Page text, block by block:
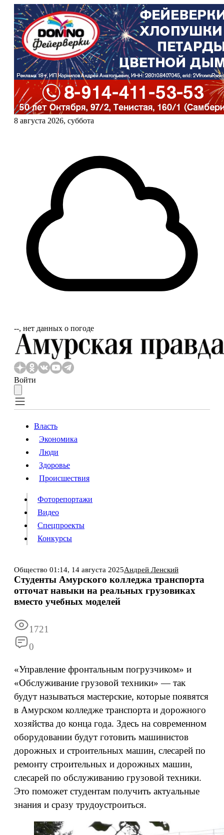
8 августа 2026, суббота
‐‐, нет данных о погоде
Войти
Власть
Происшествия
Видео
Конкурсы
Подписка РекламаВсе новости
Власть
Экономика
Люди
Здоровье
Происшествия
Фоторепортажи
Видео
Спецпроекты
Конкурсы
Общество 01:14, 14 августа 2025Андрей Ленский
Студенты Амурского колледжа транспорта
отточат навыки на реальных грузовиках
вместо учебных моделей
1721
0
«Управление фронтальным погрузчиком» и
«Обслуживание грузовой техники» — так
будут называться мастерские, которые появятся
в Амурском колледже транспорта и дорожного
хозяйства до конца года. Здесь на современном
оборудовании будут готовить машинистов
дорожных и строительных машин, слесарей по
ремонту строительных и дорожных машин,
слесарей по обслуживанию грузовой техники.
Это поможет студентам получить актуальные
знания и сразу трудоустроиться.